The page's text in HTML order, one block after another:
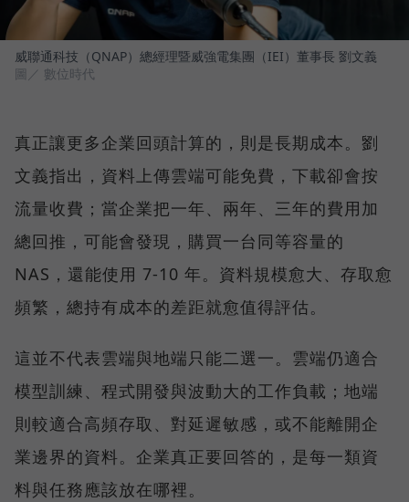
威聯通科技（QNAP）總經理暨威強電集團（IEI）董事長 劉文義
圖／ 數位時代
真正讓更多企業回頭計算的，則是長期成本。劉
文義指出，資料上傳雲端可能免費，下載卻會按
流量收費；當企業把一年、兩年、三年的費用加
總回推，可能會發現，購買一台同等容量的
NAS，還能使用 7-10 年。資料規模愈大、存取愈
頻繁，總持有成本的差距就愈值得評估。
這並不代表雲端與地端只能二選一。雲端仍適合
模型訓練、程式開發與波動大的工作負載；地端
則較適合高頻存取、對延遲敏感，或不能離開企
業邊界的資料。企業真正要回答的，是每一類資
料與任務應該放在哪裡。